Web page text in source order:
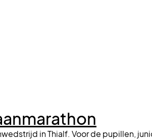
in Thialf. Voor de pupillen,